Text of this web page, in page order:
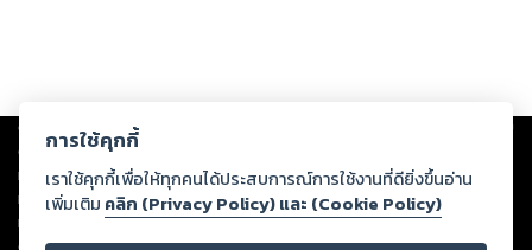
Copyright © 2026
ต่อผลงานหรือเนื้อหาใดที่อัปโหลดผ่านเว็บไซต์และปรากฏว่าละเมิดสิทธิใน
ทรัพย์สินทางปัญญาของบุคคลอื่นหรือขัดต่อกฎหมายและศีลธรรม ดังนั้น ผู้อ่าน
ทุกท่านโปรดใช้วิจารณญาณในการกลั่นกรองด้วยตนเอง และหากท่านพบว่าส่วน
หนึ่งส่วนใดขัดต่อกฎหมายและศีลธรรม กรุณาแจ้งมายังบริษัท เพื่อทีมงานจะได้
การใช้คุกกี้
เราใช้คุกกี้เพื่อให้ทุกคนได้ประสบการณ์การใช้งานที่ดียิ่งขึ้นอ่าน
เพิ่มเติม คลิก (Privacy Policy) และ (Cookie Policy)